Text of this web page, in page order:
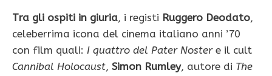
Tra gli ospiti in giuria, i registi Ruggero Deodato,
celeberrima icona del cinema italiano anni ’70
con film quali: I quattro del Pater Noster e il cult
Cannibal Holocaust, Simon Rumley, autore di The